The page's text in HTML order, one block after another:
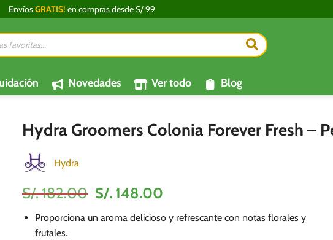
EnvíosGRATIS! en compras desde S/ 99
Novedades Ver todo Blog
Hydra Groomers Colonia Forever Fresh –
Hydra
S/.182.00 El
original
S/. 148.00
actual
Proporciona un aroma delicioso y refrescante con notas florales y
frutales.